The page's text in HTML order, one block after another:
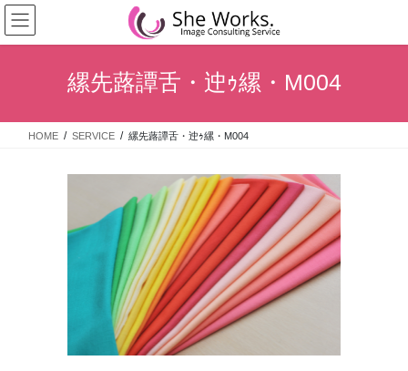
コ
ン
テ
ス
ナ
ビ
ゲ
ン
縲先蕗譚舌・迚ｩ縲・M004
HOME SERVICE 縲先蕗譚舌・迚ｩ縲・M004